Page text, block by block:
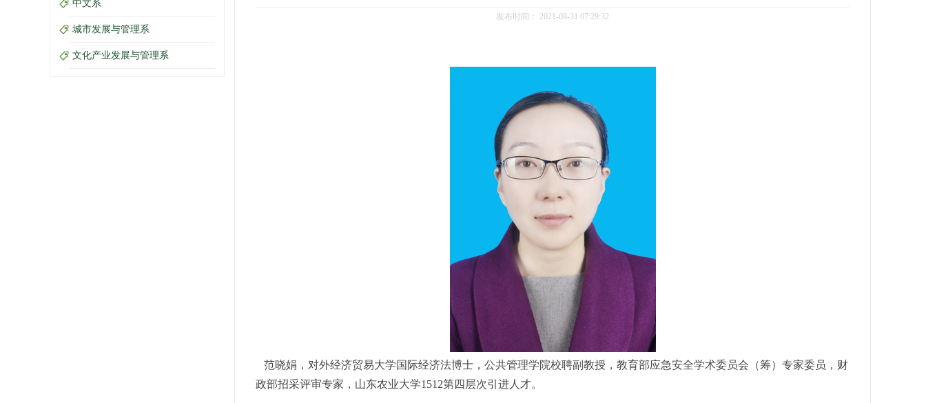
中文系
城市发展与管理系
文化产业发展与管理系
发布时间： 2021-08-31 07:29:32
范晓娟，对外经济贸易大学国际经济法博士，公共管理学院校聘副教授，教育部应急安全学术委员会（筹）专家委员，财
政部招采评审专家，山东农业大学1 512第四层次引进人才。